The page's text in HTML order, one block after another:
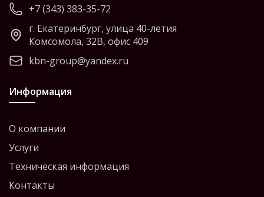
+7 (343) 383-35-72
г. Екатеринбург, улица 40-летия
Комсомола, 32В, офис 409
kbn-group@yandex.ru
Информация
О компании
Услуги
Техническая информация
Контакты